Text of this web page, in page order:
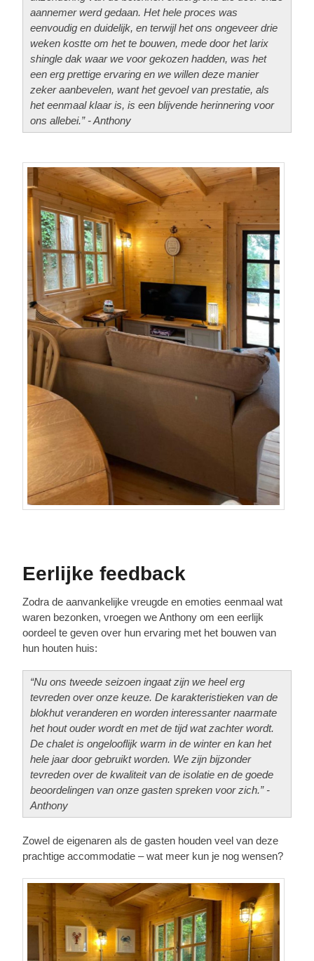
aannemer werd gedaan. Het hele proces was
eenvoudig en duidelijk, en terwijl het ons ongeveer drie
weken kostte om het te bouwen, mede door het larix
shingle dak waar we voor gekozen hadden, was het
een erg prettige ervaring en we willen deze manier
zeker aanbevelen, want het gevoel van prestatie, als
het eenmaal klaar is, is een blijvende herinnering voor
ons allebei.” - Anthony
Eerlijke feedback
Zodra de aanvankelijke vreugde en emoties eenmaal wat
waren bezonken, vroegen we Anthony om een eerlijk
oordeel te geven over hun ervaring met het bouwen van
hun houten huis:
“Nu ons tweede seizoen ingaat zijn we heel erg
tevreden over onze keuze. De karakteristieken van de
blokhut veranderen en worden interessanter naarmate
het hout ouder wordt en met de tijd wat zachter wordt.
De chalet is ongelooflijk warm in de winter en kan het
hele jaar door gebruikt worden. We zijn bijzonder
tevreden over de kwaliteit van de isolatie en de goede
beoordelingen van onze gasten spreken voor zich.” -
Anthony
Zowel de eigenaren als de gasten houden veel van deze
prachtige accommodatie – wat meer kun je nog wensen?